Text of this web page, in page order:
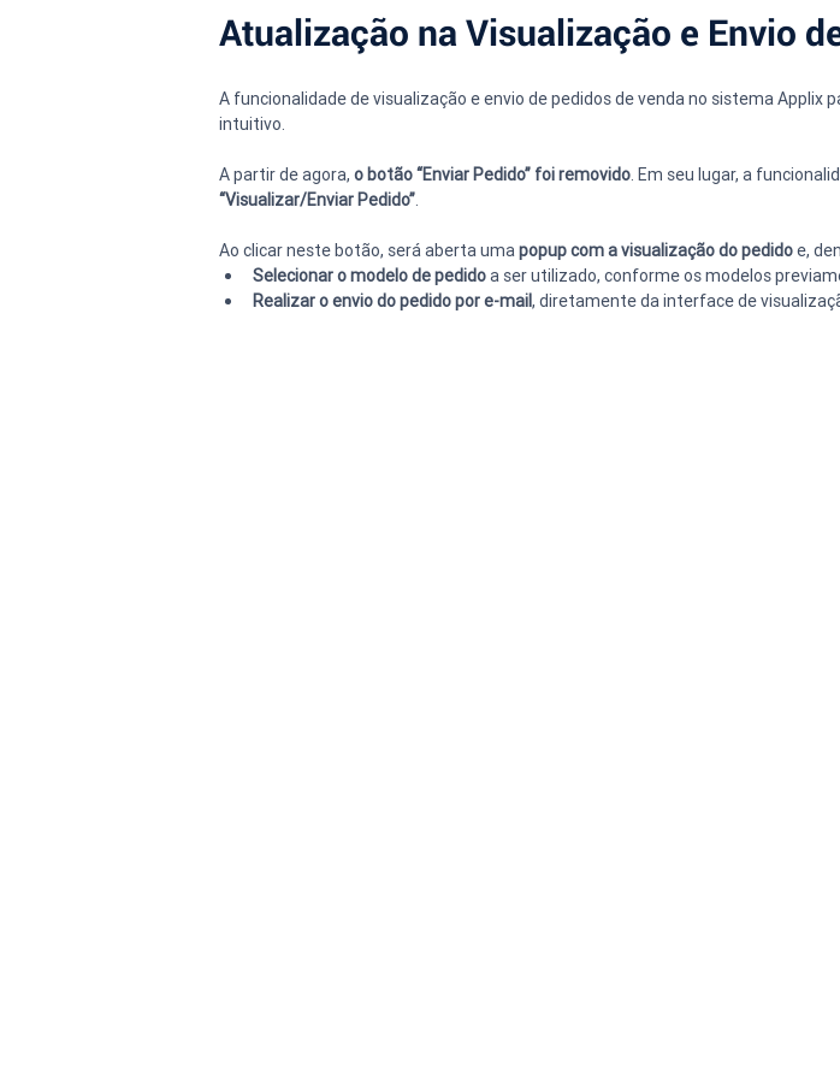
Atualização na Visualização e Envio
A funcionalidade de visualização e envio de pedidos de venda no sistema
intuitivo.
A partir de agora, o botão “Enviar Pedido” foi removido. Em seu lugar, a
“Visualizar/Enviar Pedido”.
Ao clicar neste botão, será aberta uma popup com a visualização do pedido e,
Selecionar o modelo de pedido a ser utilizado, conforme os modelos
Realizar o envio do pedido por e-mail, diretamente da interface de